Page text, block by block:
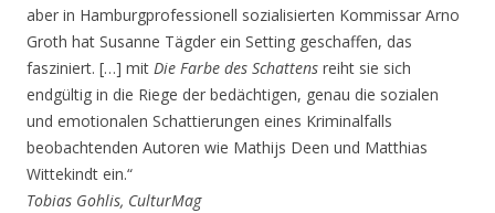
aber in Hamburgprofessionell sozialisierten Kommissar Arno
Groth hat Susanne Tägder ein Setting geschaffen, das
fasziniert. […] mit Die Farbe des Schattens reiht sie sich
endgültig in die Riege der bedächtigen, genau die sozialen
und emotionalen Schattierungen eines Kriminalfalls
beobachtenden Autoren wie Mathijs Deen und Matthias
Wittekindt ein.“
Tobias Gohlis, CulturMag